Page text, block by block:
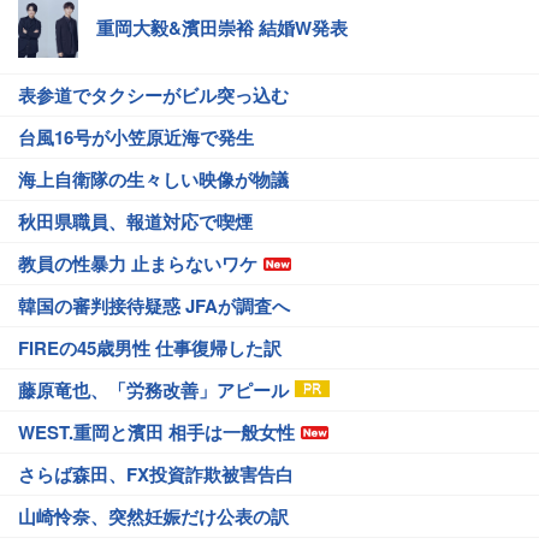
重岡大毅&濱田崇裕 結婚W発表
表参道でタクシーがビル突っ込む
台風16号が小笠原近海で発生
海上自衛隊の生々しい映像が物議
秋田県職員、報道対応で喫煙
教員の性暴力 止まらないワケ
韓国の審判接待疑惑 JFAが調査へ
FIREの45歳男性 仕事復帰した訳
藤原竜也、「労務改善」アピール
WEST.重岡と濱田 相手は一般女性
さらば森田、FX投資詐欺被害告白
山崎怜奈、突然妊娠だけ公表の訳